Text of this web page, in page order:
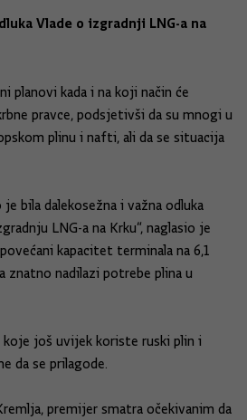
Vlade o izgradnji LNG-a na
planovi kada i na koji način će
pravce, podsjetivši da su mnogi u
plinu i nafti, ali da se situacija
bila dalekosežna i važna odluka
LNG-a na Krku“, naglasio je
kapacitet terminala na 6,1
znatno nadilazi potrebe plina u
još uvijek koriste ruski plin i
da se prilagode.
premijer smatra očekivanim da